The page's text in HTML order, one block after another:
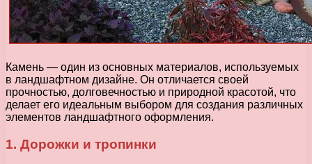
Камень — один из основных материалов, используемых
в ландшафтном дизайне. Он отличается своей
прочностью, долговечностью и природной красотой, что
делает его идеальным выбором для создания различных
элементов ландшафтного оформления.
1. Дорожки и тропинки